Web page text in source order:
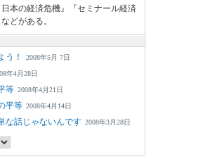
本の経済危機』『セミナール経済
どがある。
う！ 2008年5月 7日
年4月28日
等 2008年4月21日
平等 2008年4月14日
な話じゃないんです 2008年3月28日